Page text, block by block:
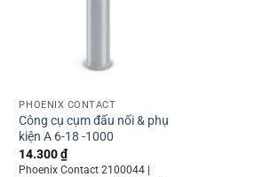
PHOENIX CONTACT
Công cụ cụm đấu nối & phụ
kiện A 6-18 -1000
14.300₫
Phoenix Contact 2100044 |